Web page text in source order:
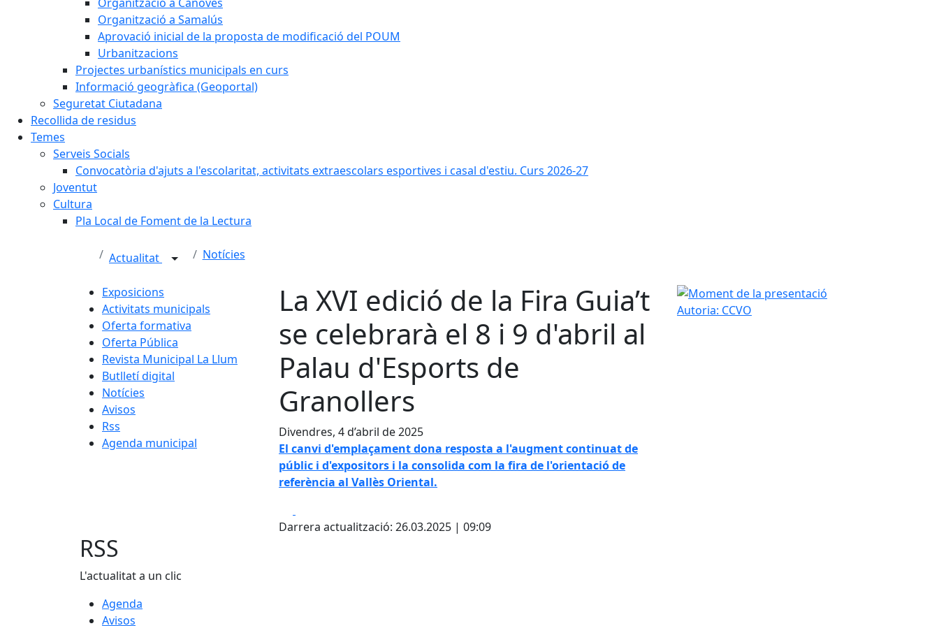
Organització a Samalús
Aprovació inicial de la proposta de modificació del POUM
Urbanitzacions
Projectes urbanístics municipals en curs
Informació geogràfica (Geoportal)
Seguretat Ciutadana
Recollida de residus
Temes
Serveis Socials
Convocatòria d'ajuts a l'escolaritat, activitats extraescolars esportives i casal d'estiu. Curs 2026-27
Joventut
Cultura
Pla Local de Foment de la Lectura
Actualitat Notícies
Exposicions
Activitats municipals
Oferta formativa
Oferta Pública
Revista Municipal La Llum
Butlletí digital
Notícies
Avisos
Rss
Agenda municipal
La XVI edició de la Fira Guia’t
se celebrarà el 8 i 9 d'abril al
Palau d'Esports de
Granollers
Divendres, 4 d’abril de 2025
El canvi d'emplaçament dona resposta a l'augment continuat de
públic i d'expositors i la consolida com la fira de l'orientació de
referència al Vallès Oriental.
Darrera actualització: 26.03.2025 | 09:09
Moment de la presentació
Autoria: CCVO
RSS
L'actualitat a un clic
Agenda
Avisos